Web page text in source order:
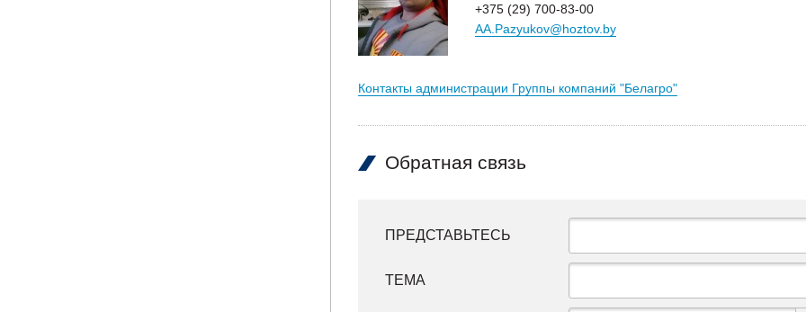
+375 (29) 700-83-00
AA.Pazyukov@hoztov.by
Контакты администрации Группы компаний "Белагро"
Обратная связь
ПРЕДСТАВЬТЕСЬ
ТЕМА